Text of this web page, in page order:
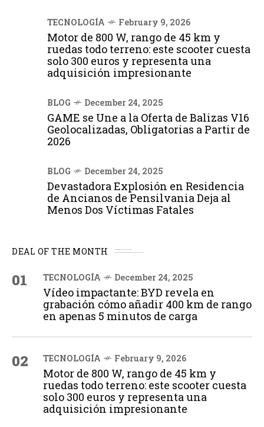
TECNOLOGÍA February 9, 2026
Motor de 800 W, rango de 45 km y
ruedas todo terreno: este scooter cuesta
solo 300 euros y representa una
adquisición impresionante
BLOG December 24, 2025
GAME se Une a la Oferta de Balizas V16
Geolocalizadas, Obligatorias a Partir de
2026
BLOG December 24, 2025
Devastadora Explosión en Residencia
de Ancianos de Pensilvania Deja al
Menos Dos Víctimas Fatales
DEAL OF THE MONTH
01 TECNOLOGÍA December 24, 2025
Vídeo impactante: BYD revela en
grabación cómo añadir 400 km de rango
en apenas 5 minutos de carga
02 TECNOLOGÍA February 9, 2026
Motor de 800 W, rango de 45 km y
ruedas todo terreno: este scooter cuesta
solo 300 euros y representa una
adquisición impresionante